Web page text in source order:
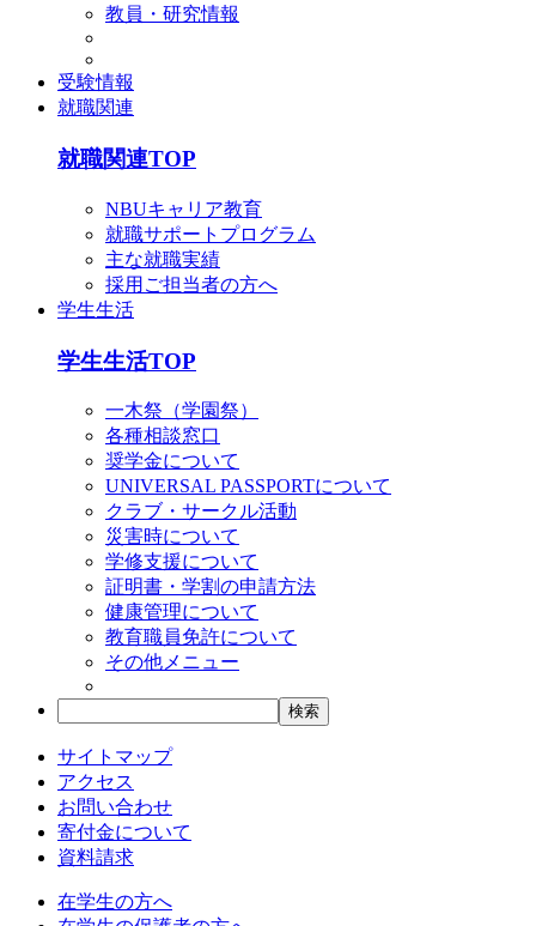
教員・研究情報
受験情報
就職関連
就職関連TOP
NBUキャリア教育
就職サポートプログラム
主な就職実績
採用ご担当者の方へ
学生生活
学生生活TOP
一木祭（学園祭）
各種相談窓口
奨学金について
UNIVERSAL PASSPORTについて
クラブ・サークル活動
災害時について
学修支援について
証明書・学割の申請方法
健康管理について
教育職員免許について
その他メニュー
サイトマップ
アクセス
お問い合わせ
寄付金について
資料請求
在学生の方へ